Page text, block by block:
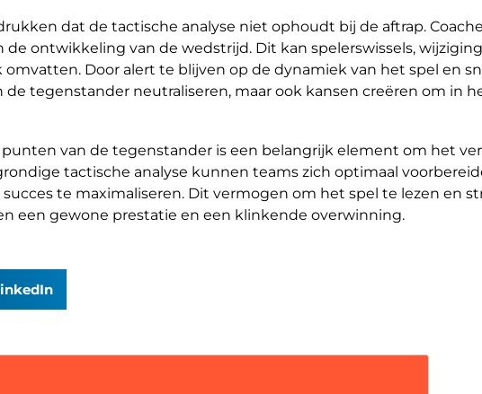
dat de tactische analyse niet ophoudt bij de aftrap.
de ontwikkeling van de wedstrijd. Dit kan spelerswissels,
Door alert te blijven op de dynamiek van het spel en
tegenstander neutraliseren, maar ook kansen creëren om in
van de tegenstander is een belangrijk element om het
tactische analyse kunnen teams zich optimaal
te maximaliseren. Dit vermogen om het spel te lezen en
een gewone prestatie en een klinkende overwinning.